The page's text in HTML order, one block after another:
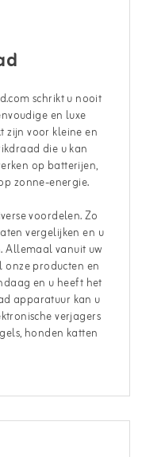
schrikt u nooit
en luxe
zijn voor kleine en
die u kan
op batterijen,
zonne-energie.
voordelen. Zo
vergelijken en u
Allemaal vanuit uw
onze producten en
en u heeft het
apparatuur kan u
verjagers
honden katten